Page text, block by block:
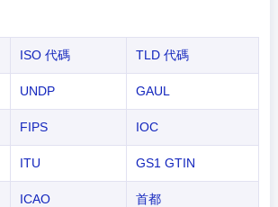
ISO 代碼 TLD 代碼
UNDP GAUL
FIPS IOC
ITU GS1 GTIN
ICAO 首都